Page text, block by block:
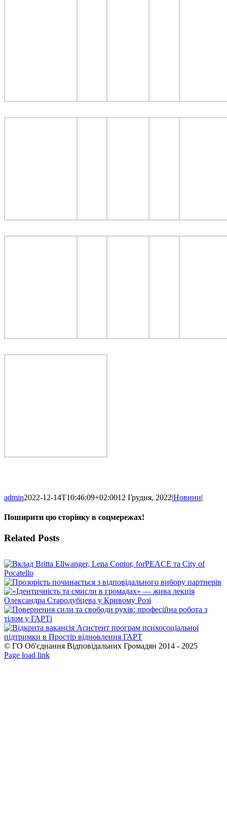
admin2022-12-14T10:46:09+02:0012 Грудня, 2022|Новини|
Поширити цю сторінку в соцмережах!
Facebook
X
WhatsApp
Telegram
Related Posts
© ГО Об'єднання Відповідальних Громадян 2014 - 2025
Facebook
YouTube
Page load link